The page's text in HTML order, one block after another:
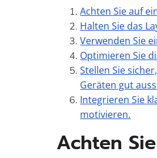
Achten Sie auf
Halten Sie das
Verwenden Sie
Optimieren Sie
Stellen Sie
Geräten gut
Integrieren Sie
motivieren.
Achten